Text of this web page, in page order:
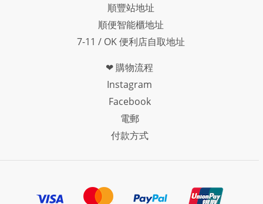
順豐站地址
順便智能櫃地址
7-11 / OK 便利店自取地址
❤ 購物流程
Instagram
Facebook
電郵
付款方式